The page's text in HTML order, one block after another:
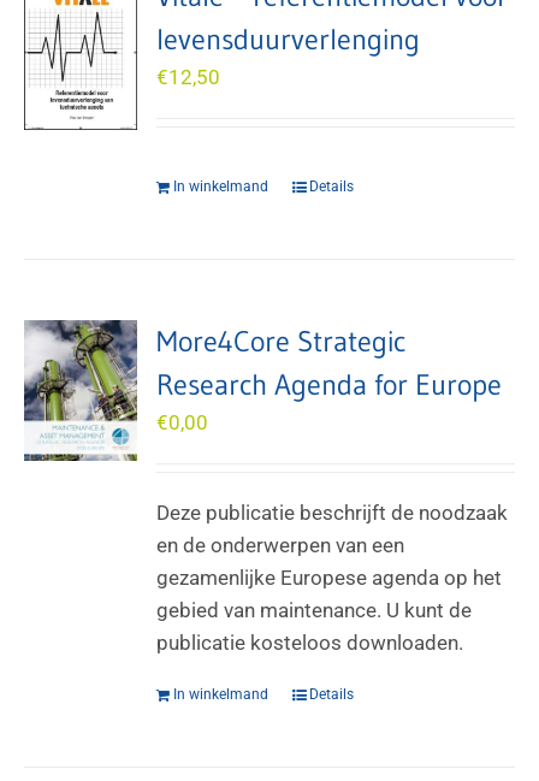
levensduurverlenging
€12,50
In winkelmand Details
More4Core Strategic
Research Agenda for Europe
€0,00
Deze publicatie beschrijft de noodzaak
en de onderwerpen van een
gezamenlijke Europese agenda op het
gebied van maintenance. U kunt de
publicatie kosteloos downloaden.
In winkelmand Details